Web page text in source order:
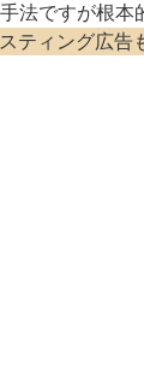
法ですが根本
ティング広告